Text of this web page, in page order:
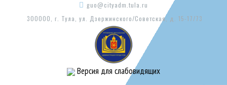
guo@cityadm.tula.ru
300000, г. Тула, ул. Дзержинского/Советская, д. 15-17/73
Версия для слабовидящих